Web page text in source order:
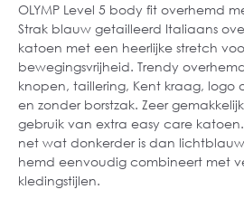
OLYMP Level 5 body fit overhemd
Strak blauw getailleerd Italiaans
katoen met een heerlijke stretch
bewegingsvrijheid. Trendy
knopen, taillering, Kent kraag, logo
en zonder borstzak. Zeer
gebruik van extra easy care
net wat donkerder is dan
hemd eenvoudig combineert met
kledingstijlen.